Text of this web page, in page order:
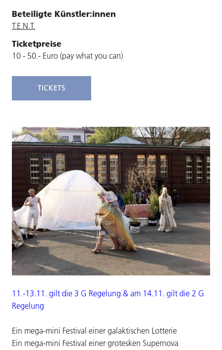
11.-13.11. gilt die 3 G Regelung & am 14.11. gilt die 2 G
Regelung
Ein mega-mini Festival einer galaktischen Lotterie
Ein mega-mini Festival einer grotesken Supernova
Beteiligte Künstler:innen
T.E.N.T.
Ticketpreise
10 - 50.- Euro (pay what you can)
TICKETS